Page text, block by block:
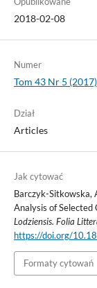
2018-02-08
Numer
Tom 43 Nr 5 (2017)
Dział
Articles
Jak cytować
Barczyk-Sitkowska,
Analysis of Selected
Lodziensis. Folia
https://doi.org/
Formaty cytowań